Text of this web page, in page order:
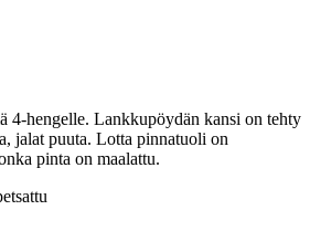
4-hengelle. Lankkupöydän kansi on tehty
jalat puuta. Lotta pinnatuoli on
pinta on maalattu.